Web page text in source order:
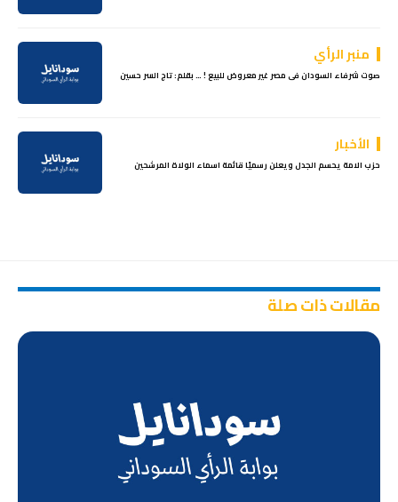
منبر الرأي
صوت شرفاء السودان فى مصر غير معروض للبيع ! … بقلم: تاج السر حسين
الأخبار
ﺣﺰب اﻻﻣﺔ ﻳﺤﺴﻢ اﻟﺠﺪل وﻳﻌﻠﻦ رسميًا ﻗﺎﺋﻤﺔ اسماء اﻟﻮﻻة اﻟﻤﺮﺷﺤﻴﻦ
مقالات ذات صلة